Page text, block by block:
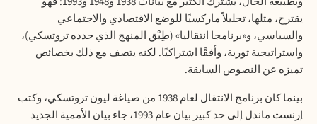
يقترح، مثلها، تحليلاً ماركسيًا للوضع الاقتصادي والاجتماعي
والسياسي، و«برنامجا انتقاليا» (طِبْق المنهج الذي حدده تروتسكي)،
واستراتيجية ثورية، وأفقًا اشتراكيًا. لكنه يتصف مع ذلك بخصائص
تميزه عن النصوص السابقة.
بينما كان برنامج الانتقال لعام 1938 من صياغة ليون تروتسكي، وكتب
إرنست ماندل إلى حد كبير بيان عام 1993، جاء بيان الأممية الجديد